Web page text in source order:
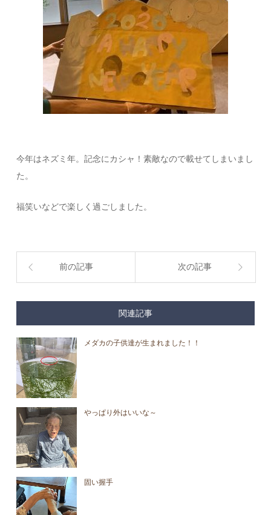
今年はネズミ年。記念にカシャ！素敵なので載せてしまいまし
た。
福笑いなどで楽しく過ごしました。
前の記事 次の記事
関連記事
メダカの子供達が生まれました！！
やっぱり外はいいな～
固い握手